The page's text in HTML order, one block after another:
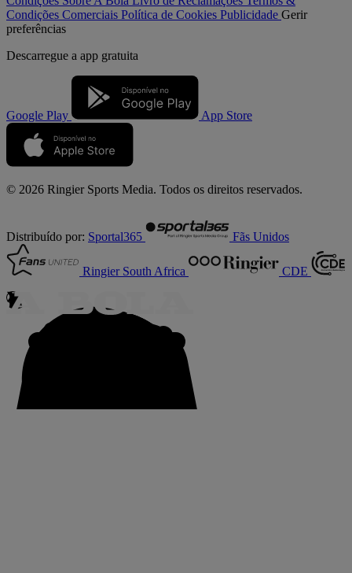
Condições Comerciais Política de Cookies Publicidade Gerir
preferências
Descarregue a app gratuita
Google Play App Store
© 2026 Ringier Sports Media. Todos os direitos reservados.
Distribuído por: Sportal365 Fãs Unidos
Ringier South Africa CDE